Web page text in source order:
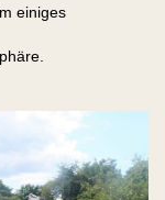
einiges